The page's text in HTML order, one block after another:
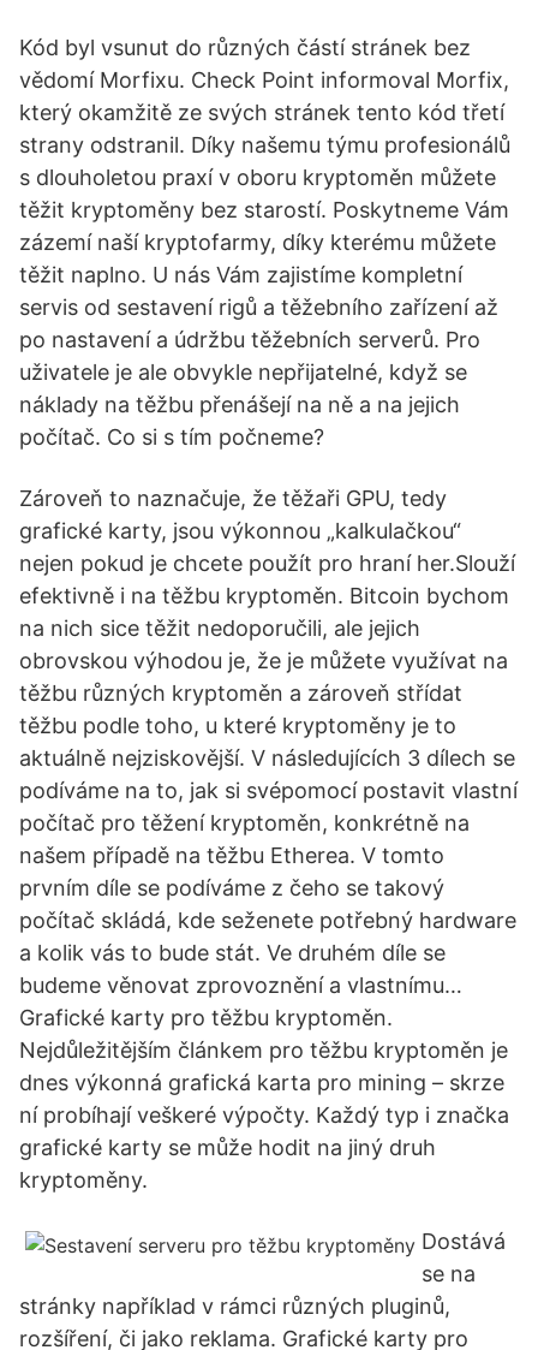
Kód byl vsunut do různých částí stránek bez
vědomí Morfixu. Check Point informoval Morfix,
který okamžitě ze svých stránek tento kód třetí
strany odstranil. Díky našemu týmu profesionálů
s dlouholetou praxí v oboru kryptoměn můžete
těžit kryptoměny bez starostí. Poskytneme Vám
zázemí naší kryptofarmy, díky kterému můžete
těžit naplno. U nás Vám zajistíme kompletní
servis od sestavení rigů a těžebního zařízení až
po nastavení a údržbu těžebních serverů. Pro
uživatele je ale obvykle nepřijatelné, když se
náklady na těžbu přenášejí na ně a na jejich
počítač. Co si s tím počneme?
Zároveň to naznačuje, že těžaři GPU, tedy
grafické karty, jsou výkonnou „kalkulačkou“
nejen pokud je chcete použít pro hraní her.Slouží
efektivně i na těžbu kryptoměn. Bitcoin bychom
na nich sice těžit nedoporučili, ale jejich
obrovskou výhodou je, že je můžete využívat na
těžbu různých kryptoměn a zároveň střídat
těžbu podle toho, u které kryptoměny je to
aktuálně nejziskovější. V následujících 3 dílech se
podíváme na to, jak si svépomocí postavit vlastní
počítač pro těžení kryptoměn, konkrétně na
našem případě na těžbu Etherea. V tomto
prvním díle se podíváme z čeho se takový
počítač skládá, kde seženete potřebný hardware
a kolik vás to bude stát. Ve druhém díle se
budeme věnovat zprovoznění a vlastnímu…
Grafické karty pro těžbu kryptoměn.
Nejdůležitějším článkem pro těžbu kryptoměn je
dnes výkonná grafická karta pro mining – skrze
ní probíhají veškeré výpočty. Každý typ i značka
grafické karty se může hodit na jiný druh
kryptoměny.
Dostává
se na
stránky například v rámci různých pluginů,
rozšíření, či jako reklama. Grafické karty pro